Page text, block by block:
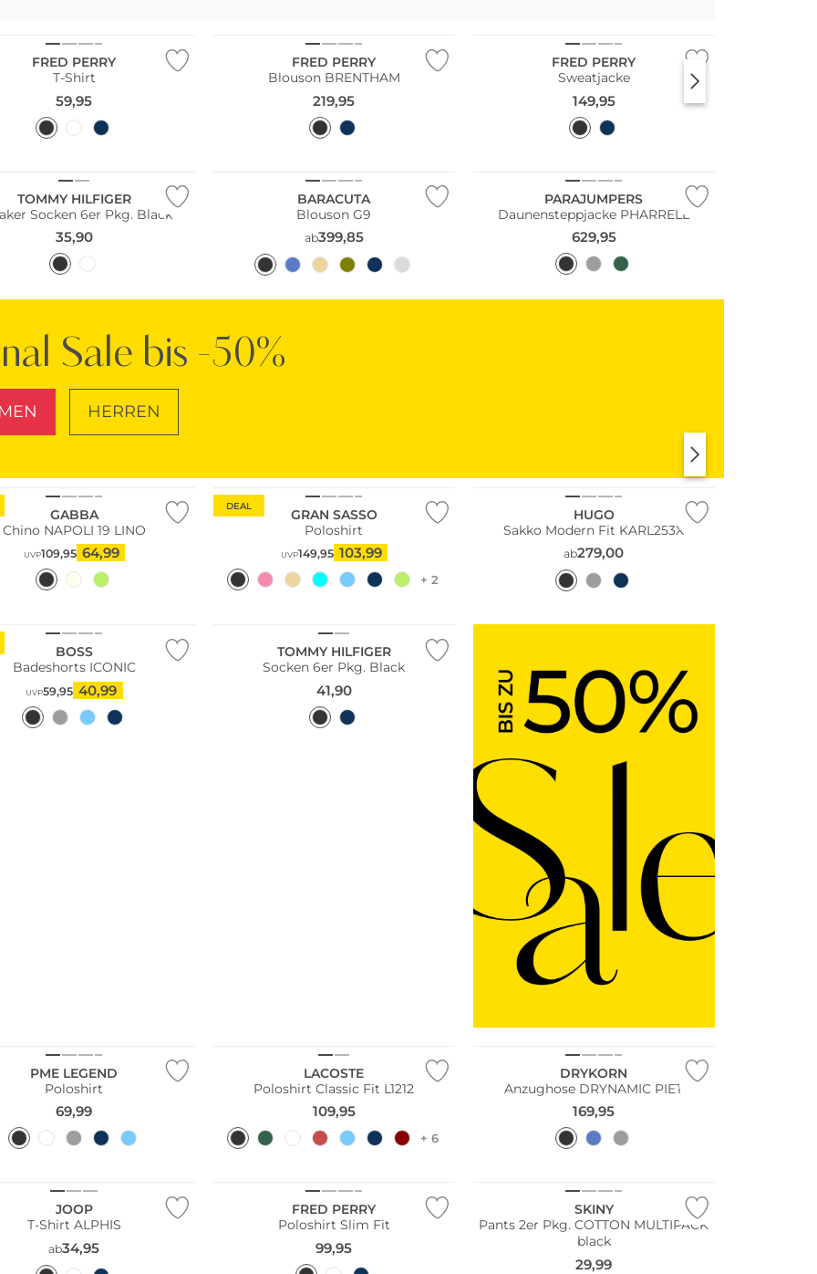
FRED PERRY
T-Shirt
59,95
FRED PERRY
Blouson BRENTHAM
219,95
FRED PERRY
Sweatjacke
149,95
TOMMY HILFIGER
Socken 6er Pkg. Black
35,90
BARACUTA
Blouson G9
ab399,85
PARAJUMPERS
Daunensteppjacke PHARRELL
629,95
Sale bis -50%
HERREN
GABBA
Chino NAPOLI 19 LINO
UVP109,95 64,99
DEAL
GRAN SASSO
Poloshirt
UVP149,95 103,99
+ 2
HUGO
Sakko Modern Fit KARL253X
ab279,00
BOSS
Badeshorts ICONIC
UVP59,95 40,99
Multi Pack
TOMMY HILFIGER
Socken 6er Pkg. Black
41,90
PME LEGEND
Poloshirt
69,99
LACOSTE
Poloshirt Classic Fit L1212
109,95
+ 6
Bestseller
DRYKORN
Anzughose DRYNAMIC PIET
169,95
JOOP
T-Shirt ALPHIS
ab34,95
FRED PERRY
Poloshirt Slim Fit
99,95
SKINY
Pants 2er Pkg. COTTON MULTIPACK
black
29,99